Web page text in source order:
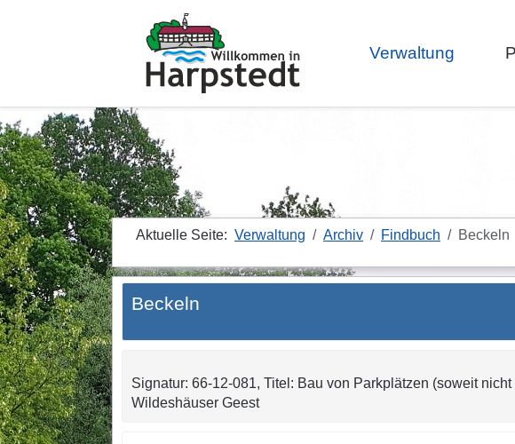
Verwaltung
Aktuelle Seite: Verwaltung Archiv Findbuch Beckeln
Beckeln
Signatur: 66-12-081, Titel: Bau von Parkplätzen (soweit
Wildeshäuser Geest